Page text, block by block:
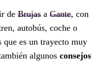
de Brujas a Gante, con
autobús, coche o
que es un trayecto muy
algunos consejos